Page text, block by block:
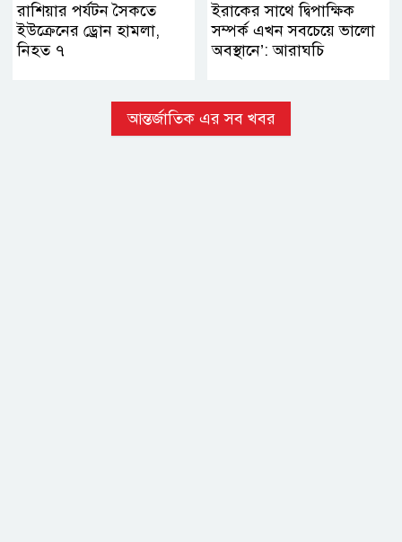
রাশিয়ার পর্যটন সৈকতে
ইউক্রেনের ড্রোন হামলা,
নিহত ৭
ইরাকের সাথে দ্বিপাক্ষিক
সম্পর্ক এখন সবচেয়ে ভালো
অবস্থানে’: আরাঘচি
আন্তর্জাতিক এর সব খবর